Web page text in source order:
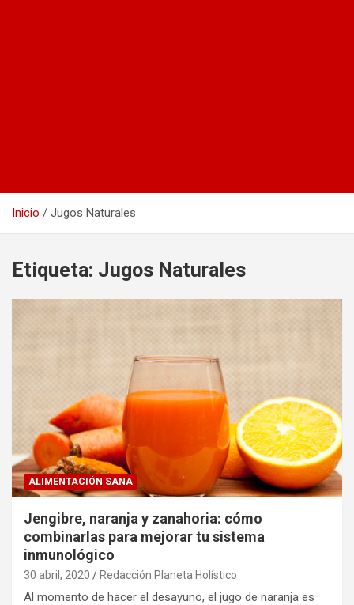
Inicio Jugos Naturales
Etiqueta: Jugos Naturales
ALIMENTACIÓN SANA
Jengibre, naranja y zanahoria: cómo
combinarlas para mejorar tu sistema
inmunológico
30 abril, 2020 Redacción Planeta Holístico
Al momento de hacer el desayuno, el jugo de naranja es